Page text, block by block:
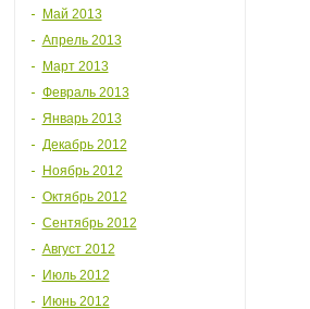
Май 2013
Апрель 2013
Март 2013
Февраль 2013
Январь 2013
Декабрь 2012
Ноябрь 2012
Октябрь 2012
Сентябрь 2012
Август 2012
Июль 2012
Июнь 2012